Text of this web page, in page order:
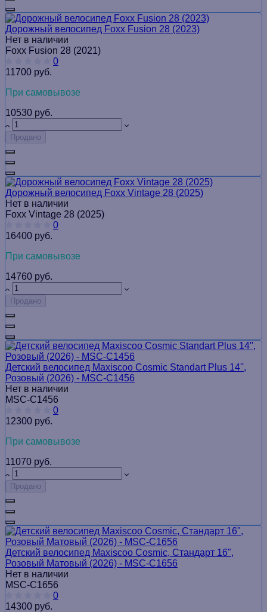
Дорожный велосипед Foxx Fusion 28 (2023)
Нет в наличии
Foxx Fusion 28 (2021)
0
11700 руб.
При самовывозе
10530 руб.
Продано
Дорожный велосипед Foxx Vintage 28 (2025)
Нет в наличии
Foxx Vintage 28 (2025)
0
16400 руб.
При самовывозе
14760 руб.
Продано
Детский велосипед Maxiscoo Cosmic Standart Plus 14'',
Розовый (2026) - MSC-C1456
Нет в наличии
MSC-С1456
0
12300 руб.
При самовывозе
11070 руб.
Продано
Детский велосипед Maxiscoo Cosmic, Стандарт 16",
Розовый Матовый (2026) - MSC-C1656
Нет в наличии
MSC-C1656
0
14300 руб.